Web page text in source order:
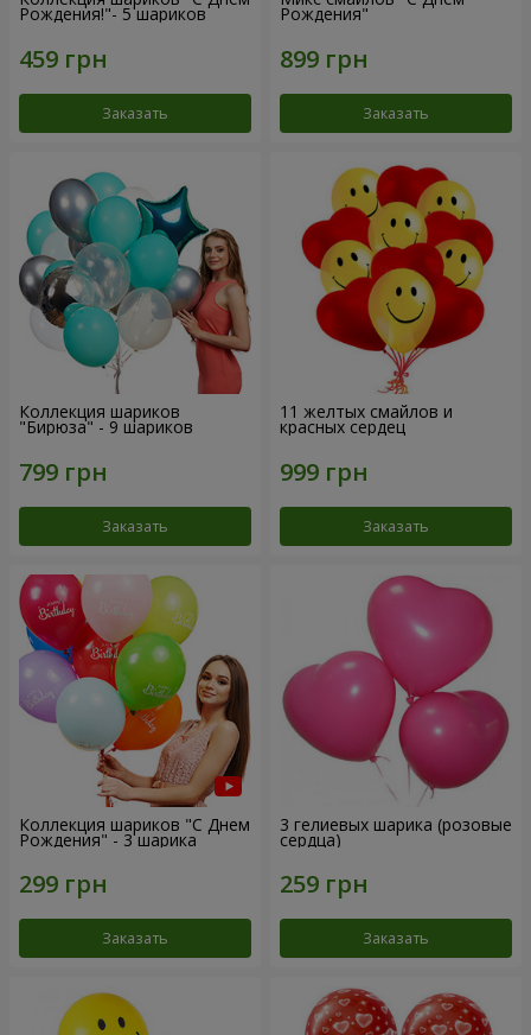
Рождения!"- 5 шариков
Заказать
Рождения"
Заказать
Коллекция шариков
"Бирюза" - 9 шариков
Заказать
11 желтых смайлов и
красных сердец
Заказать
Коллекция шариков "С Днем
Рождения" - 3 шарика
Заказать
3 гелиевых шарика (розовые
сердца)
Заказать